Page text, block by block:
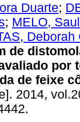
Duarte;
; MELO,
Deborah
de
por
de feixe
2014,